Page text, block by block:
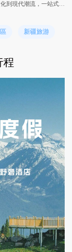
流，一站式解鎖天府之國
新疆旅游
程